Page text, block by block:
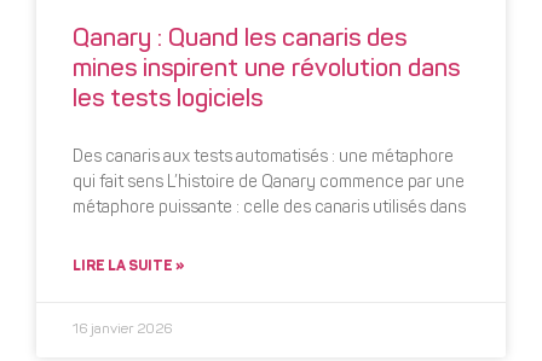
Qanary : Quand les canaris des
mines inspirent une révolution dans
les tests logiciels
Des canaris aux tests automatisés : une métaphore
qui fait sens L’histoire de Qanary commence par une
métaphore puissante : celle des canaris utilisés dans
LIRE LA SUITE »
16 janvier 2026